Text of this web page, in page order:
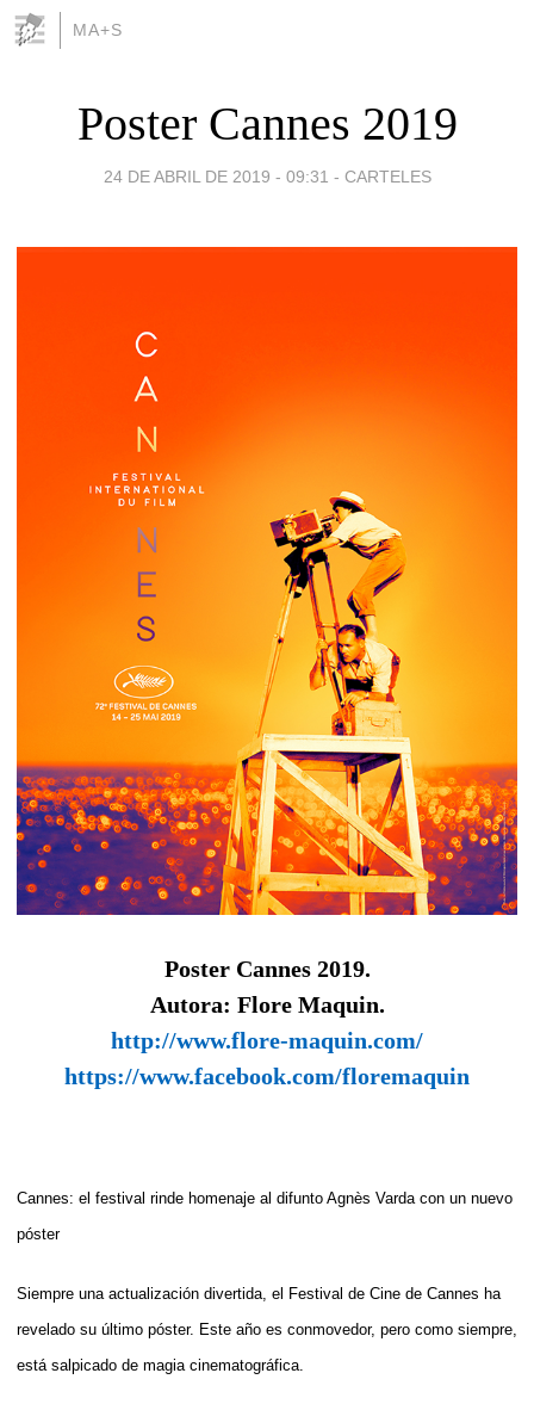
MA+S
Poster Cannes 2019
24 DE ABRIL DE 2019 - 09:31 - CARTELES
Poster Cannes 2019.
Autora: Flore Maquin.
http://www.flore-maquin.com/
https://www.facebook.com/floremaquin
Cannes: el festival rinde homenaje al difunto Agnès Varda con un nuevo
póster
Siempre una actualización divertida, el Festival de Cine de Cannes ha
revelado su último póster. Este año es conmovedor, pero como siempre,
está salpicado de magia cinematográfica.